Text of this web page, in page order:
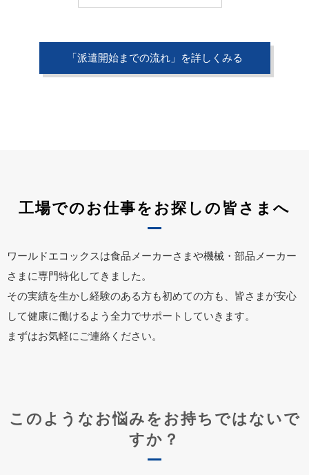
「派遣開始までの流れ」を詳しくみる
工場でのお仕事をお探しの皆さまへ
ワールドエコックスは食品メーカーさまや機械・部品メーカー
さまに専門特化してきました。
その実績を生かし経験のある方も初めての方も、皆さまが安心
して健康に働けるよう全力でサポートしていきます。
まずはお気軽にご連絡ください。
このようなお悩みをお持ちではないで
すか？